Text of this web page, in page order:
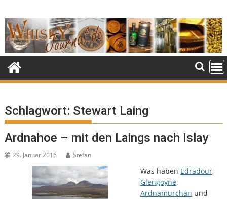
to
content
Schlagwort: Stewart Laing
Ardnahoe – mit den Laings nach Islay
29. Januar 2016 Stefan
Was haben Edradour,
Glengoyne,
Ardnamurchan und